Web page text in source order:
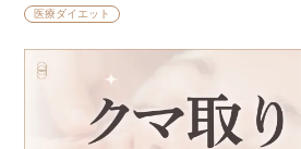
医療ダイエット